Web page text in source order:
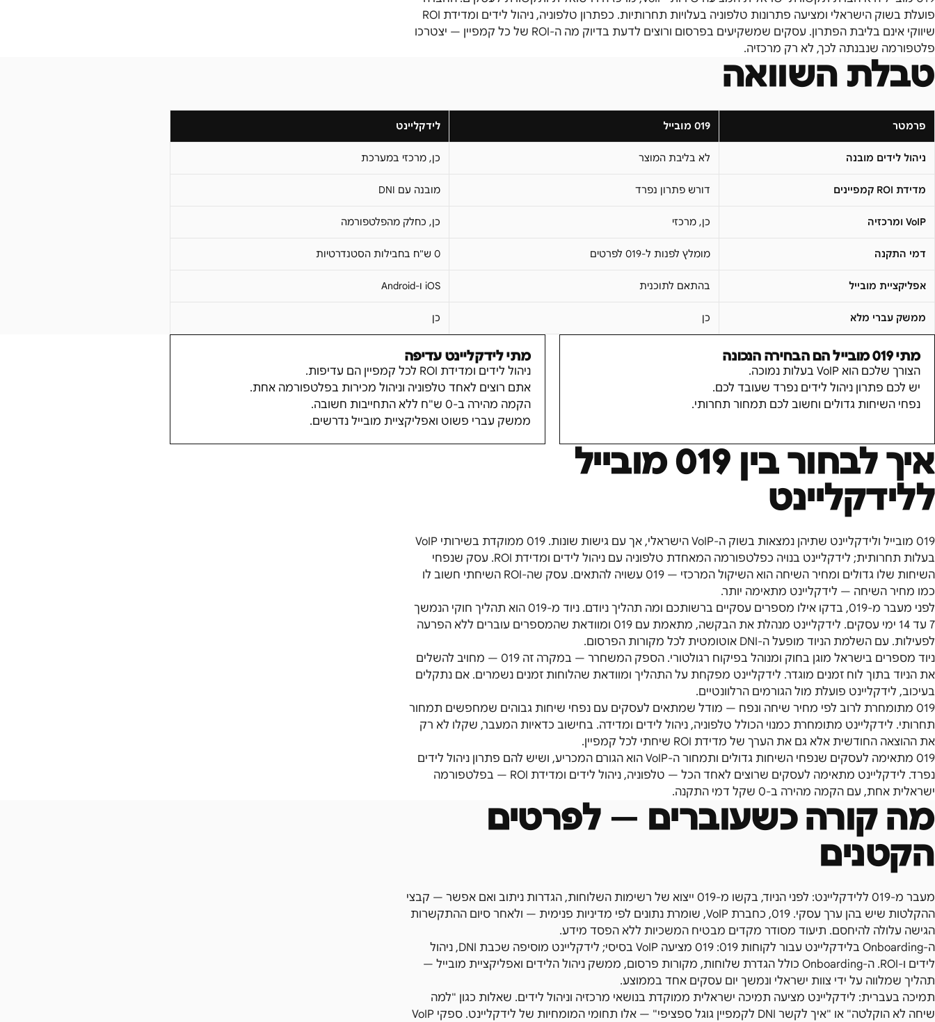
פועלת בשוק הישראלי ומציעה פתרונות טלפוניה בעלויות תחרותיות. כפתרון טלפוניה, ניהול לידים ומדידת ROI
שיווקי אינם בליבת הפתרון. עסקים שמשקיעים בפרסום ורוצים לדעת בדיוק מה ה-ROI של כל קמפיין — יצטרכו
פלטפורמה שנבנתה לכך, לא רק מרכזיה.
טבלת השוואה
פרמטר 019 מובייל לידקליינט
ניהול לידים מובנה לא בליבת המוצר כן, מרכזי במערכת
מדידת ROI קמפיינים דורש פתרון נפרד מובנה עם DNI
VoIP ומרכזיה כן, מרכזי כן, כחלק מהפלטפורמה
דמי התקנה מומלץ לפנות ל-019 לפרטים 0 ש"ח בחבילות הסטנדרטיות
אפליקציית מובייל בהתאם לתוכנית iOS ו-Android
ממשק עברי מלא כן כן
מתי019 מובייל הם הבחירה הנכונה
הצורך שלכם הוא VoIP בעלות נמוכה.
יש לכם פתרון ניהול לידים נפרד שעובד לכם.
נפחי השיחות גדולים וחשוב לכם תמחור תחרותי.
מתי לידקליינט עדיפה
ניהול לידים ומדידת ROI לכל קמפיין הם עדיפות.
אתם רוצים לאחד טלפוניה וניהול מכירות בפלטפורמה אחת.
הקמה מהירה ב-0 ש"ח ללא התחייבות חשובה.
ממשק עברי פשוט ואפליקציית מובייל נדרשים.
איך לבחור בין 019 מובייל
ללידקליינט
019 מובייל ולידקליינט שתיהן נמצאות בשוק ה-VoIP הישראלי, אך עם גישות שונות. 019 ממוקדת בשירותי VoIP
בעלות תחרותית; לידקליינט בנויה כפלטפורמה המאחדת טלפוניה עם ניהול לידים ומדידת ROI. עסק שנפחי
השיחות שלו גדולים ומחיר השיחה הוא השיקול המרכזי — 019 עשויה להתאים. עסק שה-ROI השיחתי חשוב לו
כמו מחיר השיחה — לידקליינט מתאימה יותר.
לפני מעבר מ-019, בדקו אילו מספרים עסקיים ברשותכם ומה תהליך ניודם. ניוד מ-019 הוא תהליך חוקי הנמשך
7 עד 14 ימי עסקים. לידקליינט מנהלת את הבקשה, מתאמת עם 019 ומוודאת שהמספרים עוברים ללא הפרעה
לפעילות. עם השלמת הניוד מופעל ה-DNI אוטומטית לכל מקורות הפרסום.
ניוד מספרים בישראל מוגן בחוק ומנוהל בפיקוח רגולטורי. הספק המשחרר — במקרה זה 019 — מחויב להשלים
את הניוד בתוך לוח זמנים מוגדר. לידקליינט מפקחת על התהליך ומוודאת שהלוחות זמנים נשמרים. אם נתקלים
בעיכוב, לידקליינט פועלת מול הגורמים הרלוונטיים.
019 מתומחרת לרוב לפי מחיר שיחה ונפח — מודל שמתאים לעסקים עם נפחי שיחות גבוהים שמחפשים תמחור
תחרותי. לידקליינט מתומחרת כמנוי הכולל טלפוניה, ניהול לידים ומדידה. בחישוב כדאיות המעבר, שקלו לא רק
את ההוצאה החודשית אלא גם את הערך של מדידת ROI שיחתי לכל קמפיין.
019 מתאימה לעסקים שנפחי השיחות גדולים ותמחור ה-VoIP הוא הגורם המכריע, ושיש להם פתרון ניהול לידים
נפרד. לידקליינט מתאימה לעסקים שרוצים לאחד הכל — טלפוניה, ניהול לידים ומדידת ROI — בפלטפורמה
ישראלית אחת, עם הקמה מהירה ב-0 שקל דמי התקנה.
מה קורה כשעוברים — לפרטים
הקטנים
מעבר מ-019 ללידקליינט: לפני הניוד, בקשו מ-019 ייצוא של רשימות השלוחות, הגדרות ניתוב ואם אפשר — קבצי
ההקלטות שיש בהן ערך עסקי. 019, כחברת VoIP, שומרת נתונים לפי מדיניות פנימית — ולאחר סיום ההתקשרות
הגישה עלולה להיחסם. תיעוד מסודר מקדים מבטיח המשכיות ללא הפסד מידע.
ה-Onboarding בלידקליינט עבור לקוחות 019: 019 מציעה VoIP בסיסי; לידקליינט מוסיפה שכבת DNI, ניהול
לידים ו-ROI. ה-Onboarding כולל הגדרת שלוחות, מקורות פרסום, ממשק ניהול הלידים ואפליקציית מובייל —
תהליך שמלווה על ידי צוות ישראלי ונמשך יום עסקים אחד בממוצע.
תמיכה בעברית: לידקליינט מציעה תמיכה ישראלית ממוקדת בנושאי מרכזיה וניהול לידים. שאלות כגון "למה
שיחה לא הוקלטה" או "איך לקשר DNI לקמפיין גוגל ספציפי" — אלו תחומי המומחיות של לידקליינט. ספקי VoIP